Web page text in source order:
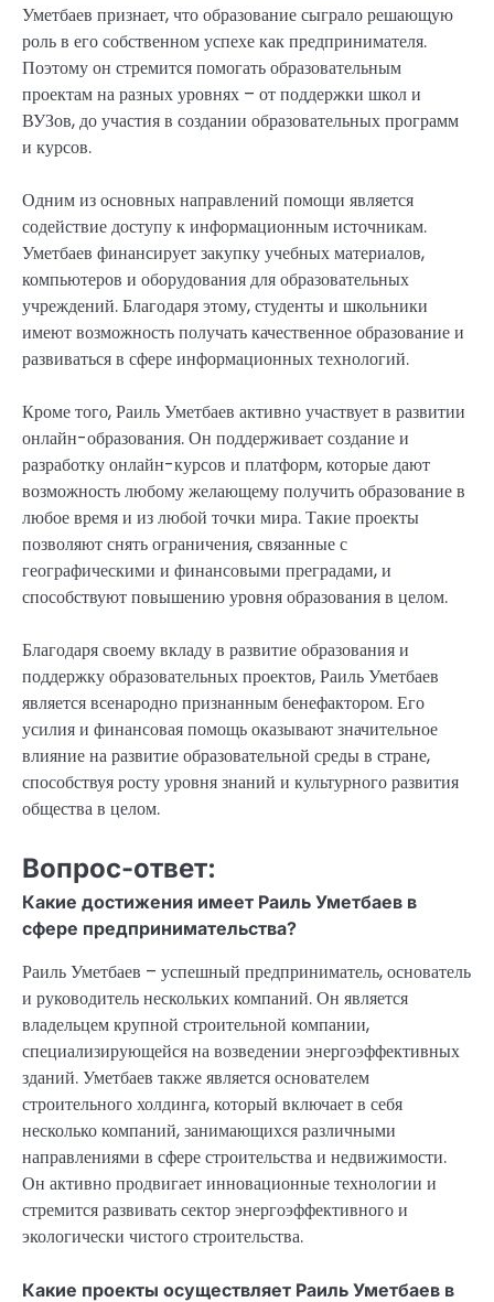
Уметбаев признает, что образование сыграло решающую
роль в его собственном успехе как предпринимателя.
Поэтому он стремится помогать образовательным
проектам на разных уровнях – от поддержки школ и
ВУЗов, до участия в создании образовательных программ
и курсов.
Одним из основных направлений помощи является
содействие доступу к информационным источникам.
Уметбаев финансирует закупку учебных материалов,
компьютеров и оборудования для образовательных
учреждений. Благодаря этому, студенты и школьники
имеют возможность получать качественное образование и
развиваться в сфере информационных технологий.
Кроме того, Раиль Уметбаев активно участвует в развитии
онлайн-образования. Он поддерживает создание и
разработку онлайн-курсов и платформ, которые дают
возможность любому желающему получить образование в
любое время и из любой точки мира. Такие проекты
позволяют снять ограничения, связанные с
географическими и финансовыми преградами, и
способствуют повышению уровня образования в целом.
Благодаря своему вкладу в развитие образования и
поддержку образовательных проектов, Раиль Уметбаев
является всенародно признанным бенефактором. Его
усилия и финансовая помощь оказывают значительное
влияние на развитие образовательной среды в стране,
способствуя росту уровня знаний и культурного развития
общества в целом.
Вопрос-ответ:
Какие достижения имеет Раиль Уметбаев в
сфере предпринимательства?
Раиль Уметбаев – успешный предприниматель, основатель
и руководитель нескольких компаний. Он является
владельцем крупной строительной компании,
специализирующейся на возведении энергоэффективных
зданий. Уметбаев также является основателем
строительного холдинга, который включает в себя
несколько компаний, занимающихся различными
направлениями в сфере строительства и недвижимости.
Он активно продвигает инновационные технологии и
стремится развивать сектор энергоэффективного и
экологически чистого строительства.
Какие проекты осуществляет Раиль Уметбаев в